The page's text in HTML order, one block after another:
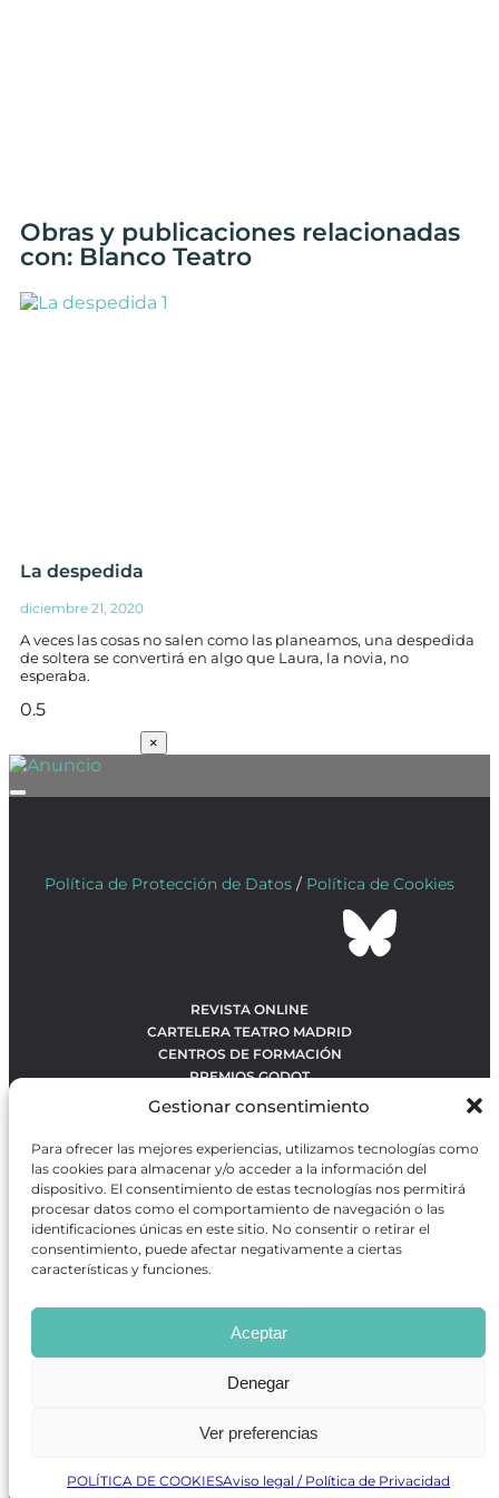
Gestionar consentimiento
Para ofrecer las mejores experiencias, utilizamos tecnologías como
las cookies para almacenar y/o acceder a la información del
dispositivo. El consentimiento de estas tecnologías nos permitirá
procesar datos como el comportamiento de navegación o las
identificaciones únicas en este sitio. No consentir o retirar el
consentimiento, puede afectar negativamente a ciertas
características y funciones.
Aceptar
Denegar
Ver preferencias
POLÍTICA DE COOKIESAviso legal / Política de Privacidad
Obras y publicaciones relacionadas
con: Blanco Teatro
La despedida
diciembre 21, 2020
A veces las cosas no salen como las planeamos, una despedida
de soltera se convertirá en algo que Laura, la novia, no
esperaba.
×
Política de Protección de Datos / Política de Cookies
REVISTA ONLINE
CARTELERA TEATRO MADRID
CENTROS DE FORMACIÓN
PREMIOS GODOT
CONTACTO
OBRAS MÁS VOTADAS
RANKING MEJORES OBRAS
BÚSQUEDA AVANZADA DE OBRAS
Revista GODOTes una revista independiente especializada
en información sobre artes escénicas de Madrid, gratuita y
que se distribuye en espacios escénicos, además de otros
puntos de interés turístico y de ocio de la capital.
Desarrollado por Precise Future